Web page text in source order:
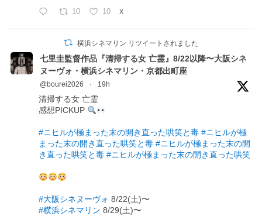
10 10 X
横浜シネマリン リツイートされました
七里圭監督作品『清掃する女 亡霊』8/22以降〜大阪シネ
ヌーヴォ・横浜シネマリン・京都出町座
@bourei2026 · 19h
清掃する女 亡霊
感想PICKUP
#ニヒルが極まった末の開き直った哄笑と毒 #ニヒルが極
まった末の開き直った哄笑と毒 #ニヒルが極まった末の開
き直った哄笑と毒 #ニヒルが極まった末の開き直った哄笑
#大阪シネヌーヴォ 8/22(土)〜
#横浜シネマリン 8/29(土)〜